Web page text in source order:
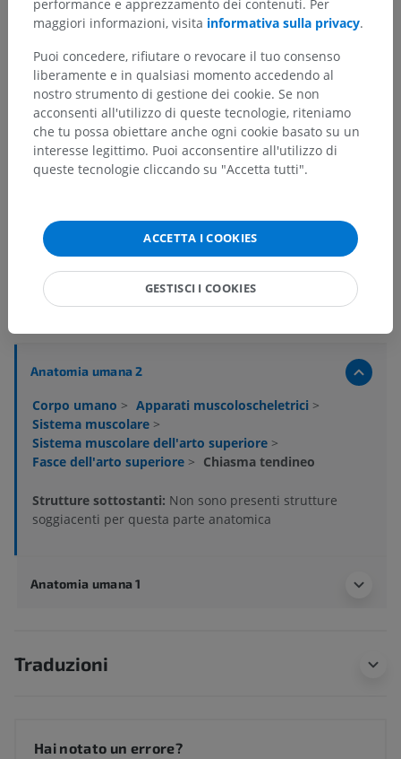
Gerarchia anatomica
Anatomia umana 2
Corpo umano > Apparati muscoloscheletrici >
Sistema muscolare >
Sistema muscolare dell'arto superiore >
Fasce dell'arto superiore > Chiasma tendineo
Strutture sottostanti: Non sono presenti strutture
soggiacenti per questa parte anatomica
Anatomia umana 1
Traduzioni
Hai notato un errore?
performance e apprezzamento dei contenuti. Per
maggiori informazioni, visita informativa sulla privacy.
Puoi concedere, rifiutare o revocare il tuo consenso
liberamente e in qualsiasi momento accedendo al
nostro strumento di gestione dei cookie. Se non
acconsenti all'utilizzo di queste tecnologie, riteniamo
che tu possa obiettare anche ogni cookie basato su un
interesse legittimo. Puoi acconsentire all'utilizzo di
queste tecnologie cliccando su "Accetta tutti".
ACCETTA I COOKIES
GESTISCI I COOKIES